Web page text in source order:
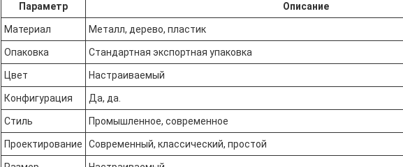
Параметр Описание
Материал Металл, дерево, пластик
Опаковка Стандартная экспортная упаковка
Цвет Настраиваемый
Конфигурация Да, да.
Стиль Промышленное, современное
Проектирование Современный, классический, простой